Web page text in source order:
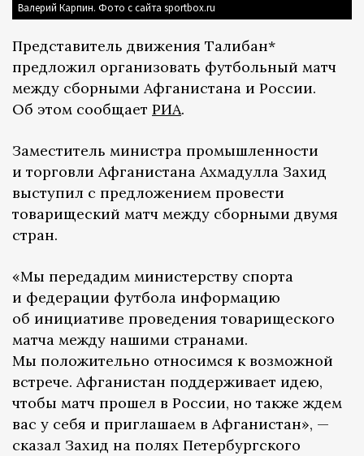
Валерий Карпин. Фото с сайта sportbox.ru
Представитель движения Талибан*
предложил организовать футбольный матч
между сборными Афганистана и России.
Об этом сообщает РИА.
Заместитель министра промышленности
и торговли Афганистана Ахмадулла Захид
выступил с предложением провести
товарищеский матч между сборными двумя
стран.
«Мы передадим министерству спорта
и федерации футбола информацию
об инициативе проведения товарищеского
матча между нашими странами.
Мы положительно относимся к возможной
встрече. Афганистан поддерживает идею,
чтобы матч прошел в России, но также ждем
вас у себя и приглашаем в Афганистан», —
сказал Захид на полях Петербургского